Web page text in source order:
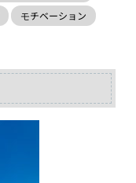
モチベーション